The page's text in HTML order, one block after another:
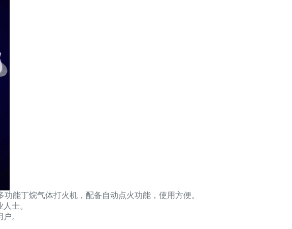
能丁烷气体打火机，配备自动点火功能，使用方便。
士。
。